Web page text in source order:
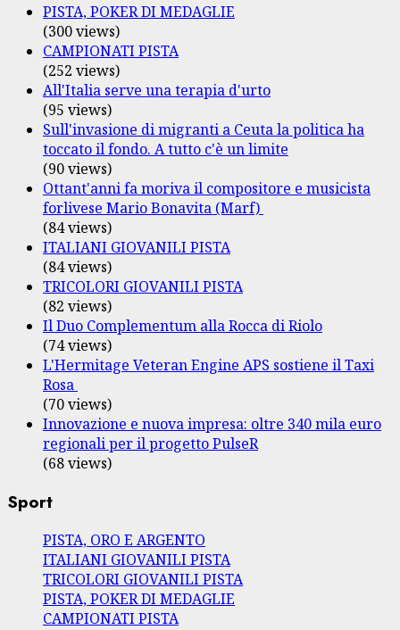
PISTA, POKER DI MEDAGLIE
(300 views)
CAMPIONATI PISTA
(252 views)
All'Italia serve una terapia d'urto
(95 views)
Sull'invasione di migranti a Ceuta la politica ha
toccato il fondo. A tutto c'è un limite
(90 views)
Ottant'anni fa moriva il compositore e musicista
forlivese Mario Bonavita (Marf)
(84 views)
ITALIANI GIOVANILI PISTA
(84 views)
TRICOLORI GIOVANILI PISTA
(82 views)
Il Duo Complementum alla Rocca di Riolo
(74 views)
L'Hermitage Veteran Engine APS sostiene il Taxi
Rosa
(70 views)
Innovazione e nuova impresa: oltre 340 mila euro
regionali per il progetto PulseR
(68 views)
Sport
PISTA, ORO E ARGENTO
ITALIANI GIOVANILI PISTA
TRICOLORI GIOVANILI PISTA
PISTA, POKER DI MEDAGLIE
CAMPIONATI PISTA